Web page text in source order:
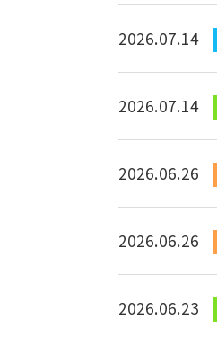
2026.07.14
2026.07.14
2026.06.26
2026.06.26
2026.06.23